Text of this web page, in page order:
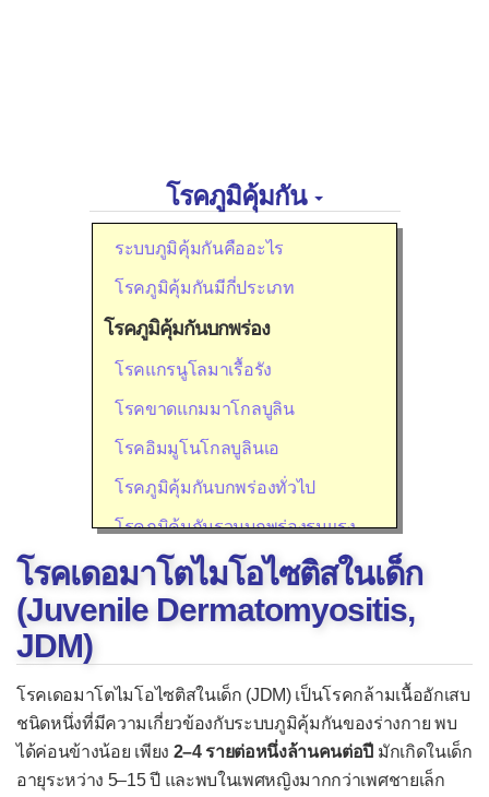
โรคภูมิคุ้มกัน
ระบบภูมิคุ้มกันคืออะไร
โรคภูมิคุ้มกันมีกี่ประเภท
โรคภูมิคุ้มกันบกพร่อง
โรคแกรนูโลมาเรื้อรัง
โรคขาดแกมมาโกลบูลิน
โรคอิมมูโนโกลบูลินเอ
โรคภูมิคุ้มกันบกพร่องทั่วไป
โรคภูมิคุ้มกันรวมบกพร่องรุนแรง
โรคภูมิแพ้ (ภูมิไวเกิน)
ภาวะแพ้ยา
โรคคาวาซากิ
โรคจมูกอักเสบจากภูมิแพ้
โรคเดอมาโตไมโอไซติสในเด็ก
(Juvenile Dermatomyositis,
JDM)
โรคเดอมาโตไมโอไซติสในเด็ก (JDM) เป็นโรคกล้ามเนื้ออักเสบ
ชนิดหนึ่งที่มีความเกี่ยวข้องกับระบบภูมิคุ้มกันของร่างกาย พบ
ได้ค่อนข้างน้อย เพียง 2–4 รายต่อหนึ่งล้านคนต่อปี มักเกิดในเด็ก
อายุระหว่าง 5–15 ปี และพบในเพศหญิงมากกว่าเพศชายเล็ก